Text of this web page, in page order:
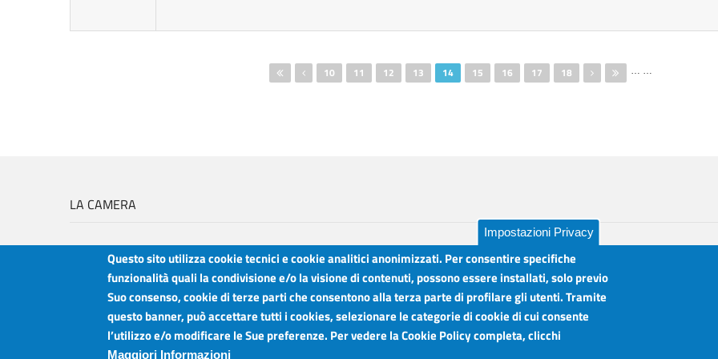
…
10 11 12 13 14 15 16 17 18 …
LA CAMERA
Camera di Commercio Industria Artigianato e Agricoltura del Sud Est Sicilia
Sede legale: Via Cappuccini, 2 - Catania
Sede territoriale: Piazza della Libertà - Ragusa
Sede territoriale: Via Duca degli Abruzzi, 4 - Siracusa
Orari sportelli:
Dal Lunedì al Venerdì ore 8.30 - 12.00
Martedì anche 15.45 - 17.45
Impostazioni Privacy
Questo sito utilizza cookie tecnici e cookie analitici anonimizzati. Per consentire specifiche
funzionalità quali la condivisione e/o la visione di contenuti, possono essere installati, solo previo
Suo consenso, cookie di terze parti che consentono alla terza parte di profilare gli utenti. Tramite
questo banner, può accettare tutti i cookies, selezionare le categorie di cookie di cui consente
l’utilizzo e/o modificare le Sue preferenze. Per vedere la Cookie Policy completa, clicchi
Maggiori Informazioni